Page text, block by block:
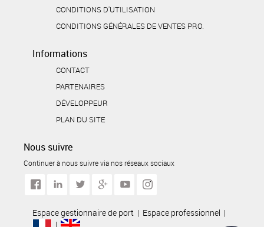
CONDITIONS D'UTILISATION
CONDITIONS GÉNÉRALES DE VENTES PRO.
Informations
CONTACT
PARTENAIRES
DÉVELOPPEUR
PLAN DU SITE
Nous suivre
Continuer à nous suivre via nos réseaux sociaux
Espace gestionnaire de port | Espace professionnel |
|